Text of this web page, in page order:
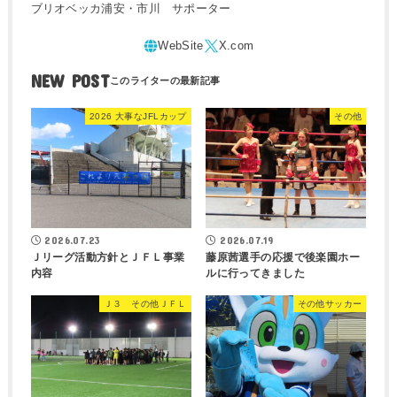
ブリオベッカ浦安・市川 サポーター
NEW POST
2026 大事なJFLカップ
2026.07.23
Ｊリーグ活動方針とＪＦＬ事業
内容
その他
2026.07.19
藤原茜選手の応援で後楽園ホー
ルに行ってきました
Ｊ３ その他ＪＦＬ その他サッカー